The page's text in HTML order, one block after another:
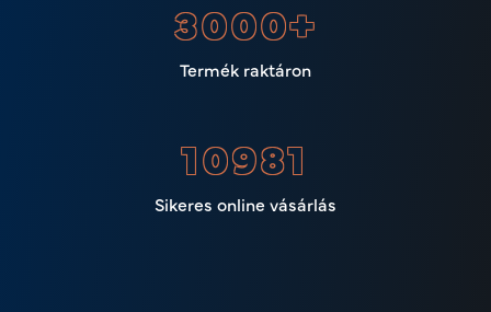
3000+
Termék raktáron
11538
Sikeres online vásárlás